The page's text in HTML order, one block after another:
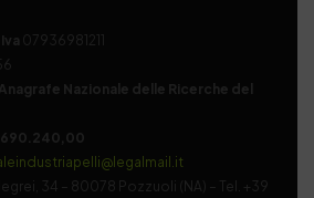
07936981211
Nazionale delle Ricerche del
34 – 80078 Pozzuoli (NA) – Tel. +39